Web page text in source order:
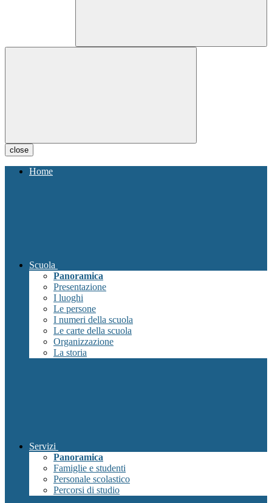
close
Home
Scuola
Panoramica
Presentazione
I luoghi
Le persone
I numeri della scuola
Le carte della scuola
Organizzazione
La storia
Servizi
Panoramica
Famiglie e studenti
Personale scolastico
Percorsi di studio